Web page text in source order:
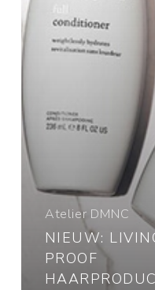
Atelier DMNC
NIEUW:
PROOF